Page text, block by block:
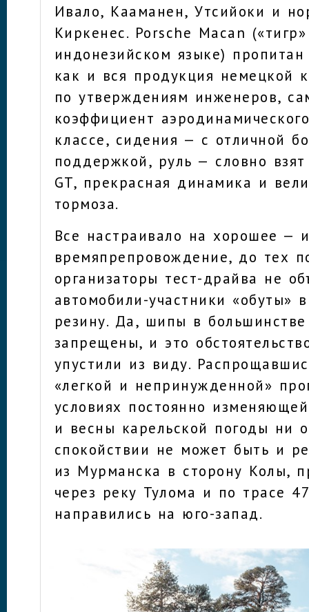
Ивало, Кааманен, Утсийоки и
Киркенес. Porsche Macan
индонезийском языке)
как и вся продукция немецкой
по утверждениям инженеров,
коэффициент
классе, сидения — с отличной
поддержкой, руль — словно
GT, прекрасная динамика и
тормоза.
Все настраивало на хорошее —
времяпрепровождение, до тех
организаторы тест-драйва не
автомобили-участники «обуты»
резину. Да, шипы в
запрещены, и это
упустили из виду.
«легкой и непринужденной»
условиях постоянно
и весны карельской погоды ни
спокойствии не может быть и
из Мурманска в сторону Колы,
через реку Тулома и по трасе
направились на юго-запад.